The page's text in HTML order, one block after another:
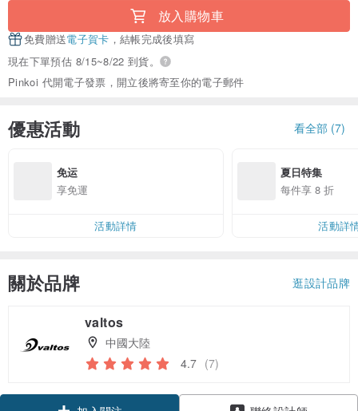
放入購物車
免費贈送電子賀卡 ，結帳完成後填寫
現在下單預估 8/15~8/22 到貨。
Pinkoi 代開電子發票，開立後將寄至你的電子郵件
優惠活動 看全部 (7)
免运
享免運
活動詳情
夏日特集
每件享 8 折
活動詳
關於品牌 逛設計品牌
valtos
中國大陸
4.7 (7)